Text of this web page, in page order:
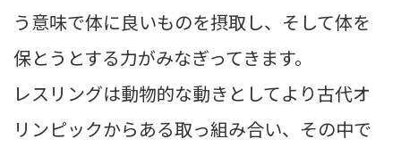
う意味で体に良いものを摂取し、そして体を
保とうとする力がみなぎってきます。
レスリングは動物的な動きとしてより古代オ
リンピックからある取っ組み合い、その中で